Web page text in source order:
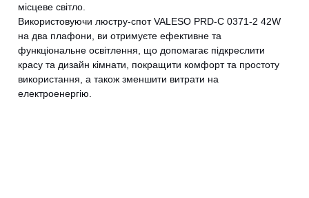
місцеве світло.
Використовуючи люстру-спот VALESO PRD-C 0371-2 42W
на два плафони, ви отримуєте ефективне та
функціональне освітлення, що допомагає підкреслити
красу та дизайн кімнати, покращити комфорт та простоту
використання, а також зменшити витрати на
електроенергію.